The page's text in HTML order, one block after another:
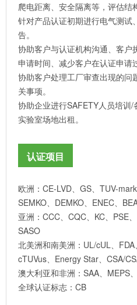
爬电距离、安全隔离等，评估结
针对产品认证初期进行电气测试
告。
协助客户与认证机构沟通、客户
申请时间、减少客户在认证申请
协助客户处理工厂审查出现的问
关事项。
协助企业进行SAFETY人员培训
实验室场地出租。
认证项目
欧洲：CE-LVD、GS、TUV-
SEMKO、DEMKO、ENEC、
亚洲：CCC、CQC、KC、PSE
SASO
北美洲和南美洲：UL/cUL、FDA
cTUVus、Energy Star、CSA/
澳大利亚和非洲：SAA、MEPS
全球认证标志：CB